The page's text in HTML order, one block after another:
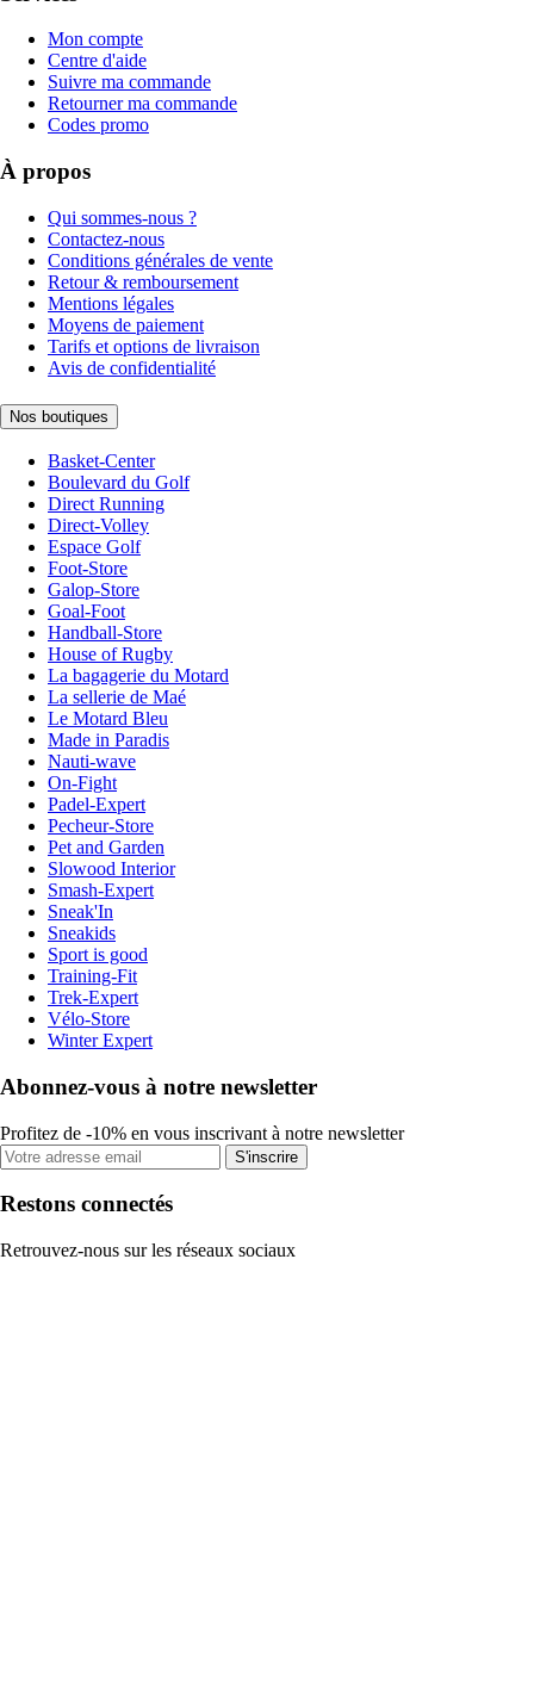
Mon compte
Centre d'aide
Suivre ma commande
Retourner ma commande
Codes promo
À propos
Qui sommes-nous ?
Contactez-nous
Conditions générales de vente
Retour & remboursement
Mentions légales
Moyens de paiement
Tarifs et options de livraison
Avis de confidentialité
Nos boutiques
Basket-Center
Boulevard du Golf
Direct Running
Direct-Volley
Espace Golf
Foot-Store
Galop-Store
Goal-Foot
Handball-Store
House of Rugby
La bagagerie du Motard
La sellerie de Maé
Le Motard Bleu
Made in Paradis
Nauti-wave
On-Fight
Padel-Expert
Pecheur-Store
Pet and Garden
Slowood Interior
Smash-Expert
Sneak'In
Sneakids
Sport is good
Training-Fit
Trek-Expert
Vélo-Store
Winter Expert
Abonnez-vous à notre newsletter
Profitez de -10% en vous inscrivant à notre newsletter
S'inscrire
Restons connectés
Retrouvez-nous sur les réseaux sociaux